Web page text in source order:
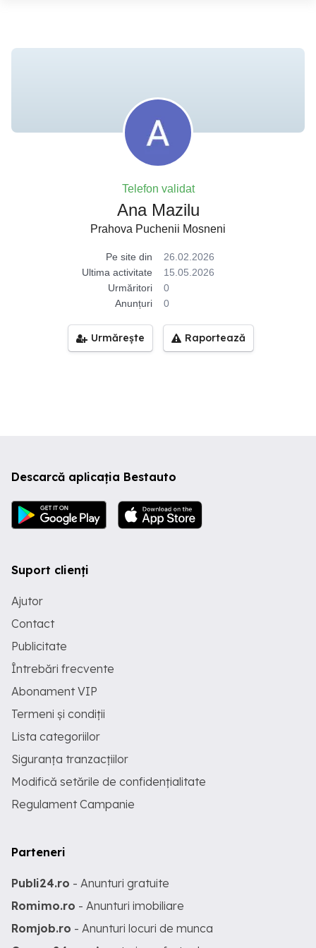
Telefon validat
Ana Mazilu
Prahova Puchenii Mosneni
Pe site din
26.02.2026
Ultima activitate
15.05.2026
Urmăritori
0
Anunțuri
0
Urmărește Raportează
Descarcă aplicația Bestauto
Suport clienți
Ajutor
Contact
Publicitate
Întrebări frecvente
Abonament VIP
Termeni și condiții
Lista categoriilor
Siguranța tranzacțiilor
Modifică setările de confidențialitate
Regulament Campanie
Parteneri
Publi24.ro - Anunturi gratuite
Romimo.ro - Anunturi imobiliare
Romjob.ro - Anunturi locuri de munca